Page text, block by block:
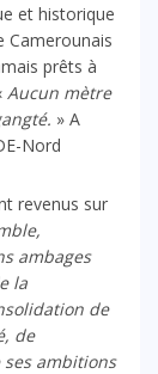
et historique
Camerounais
prêts à
Aucun mètre
» A
Nord
revenus sur
ambages
la
de
de
ambitions